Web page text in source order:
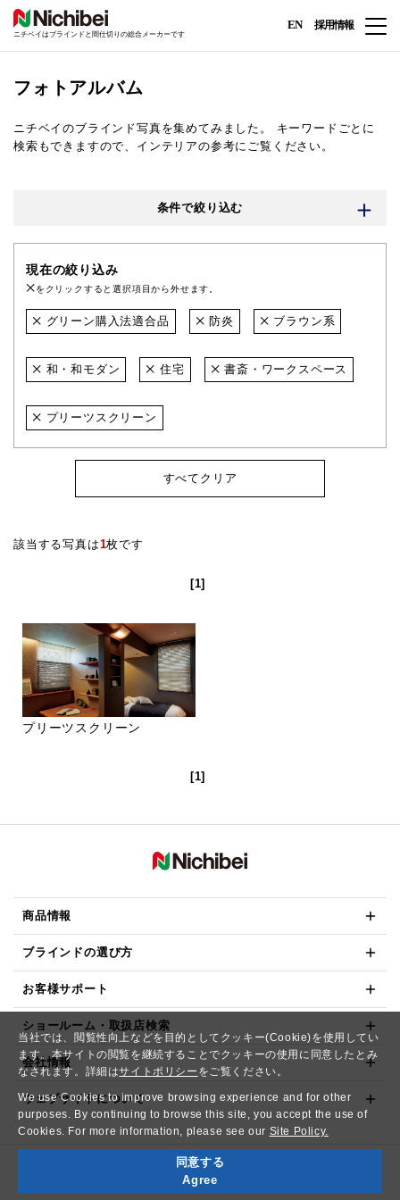
当社では、閲覧性向上などを目的としてクッキー(Cookie)を使用してい
ます。本サイトの閲覧を継続することでクッキーの使用に同意したとみ
なされます。詳細はサイトポリシー をご覧ください。
We use Cookies to improve browsing experience and for other
purposes. By continuing to browse this site, you accept the use of
Cookies. For more information, please see our Site Policy.
同意する
Agree
ニチベイはブラインドと間仕切りの総合メーカーです
EN 採用情報
フォトアルバム
ニチベイのブラインド写真を集めてみました。
キーワードごとに
検索もできますので、インテリアの参考にご覧ください。
条件で絞り込む
現在の絞り込み
をクリックすると選択項目から外せます。
グリーン購入法適合品 防炎 ブラウン系
和・和モダン 住宅 書斎・ワークスペース
プリーツスクリーン
すべてクリア
該当する写真は1枚です
[1]
プリーツスクリーン
[1]
商品情報
ブラインドの選び方
お客様サポート
ショールーム・取扱店検索
会社情報
ウェブサイトについて
Copyright© NICHIBEI CO.,LTD. All Rights Reserved.